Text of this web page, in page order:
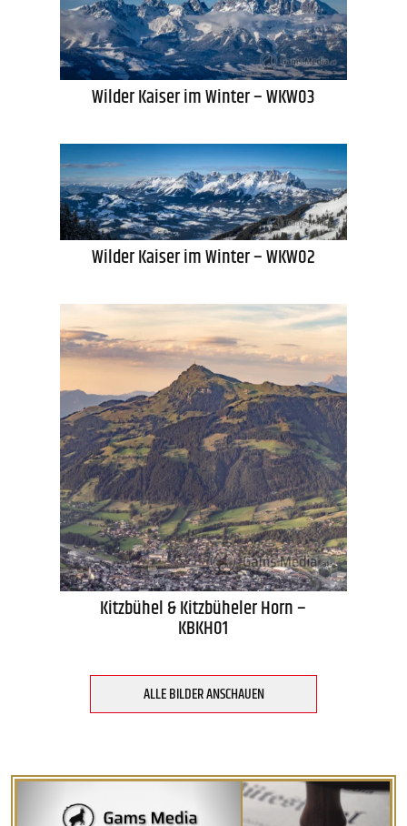
Wilder Kaiser im Winter – WKW03
Wilder Kaiser im Winter – WKW02
Kitzbühel & Kitzbüheler Horn –
KBKH01
ALLE BILDER ANSCHAUEN